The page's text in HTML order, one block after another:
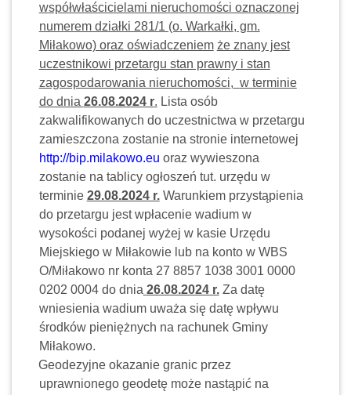
współwłaścicielami nieruchomości oznaczonej
numerem działki 281/1 (o. Warkałki, gm.
Miłakowo) oraz oświadczeniem że znany jest
uczestnikowi przetargu stan prawny i stan
zagospodarowania nieruchomości, w terminie
do dnia 26.08.2024 r. Lista osób
zakwalifikowanych do uczestnictwa w przetargu
zamieszczona zostanie na stronie internetowej
http://bip.milakowo.eu oraz wywieszona
zostanie na tablicy ogłoszeń tut. urzędu w
terminie 29.08.2024 r. Warunkiem przystąpienia
do przetargu jest wpłacenie wadium w
wysokości podanej wyżej w kasie Urzędu
Miejskiego w Miłakowie lub na konto w WBS
O/Miłakowo nr konta 27 8857 1038 3001 0000
0202 0004 do dnia 26.08.2024 r.Za datę
wniesienia wadium uważa się datę wpływu
środków pieniężnych na rachunek Gminy
Miłakowo.
Geodezyjne okazanie granic przez
uprawnionego geodetę może nastąpić na